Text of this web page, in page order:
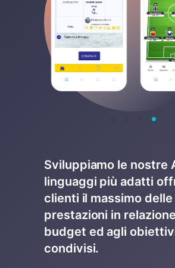
Sviluppiamo le nostre
linguaggi più adatti
clienti il massimo delle
prestazioni in
budget ed agli
condivisi.